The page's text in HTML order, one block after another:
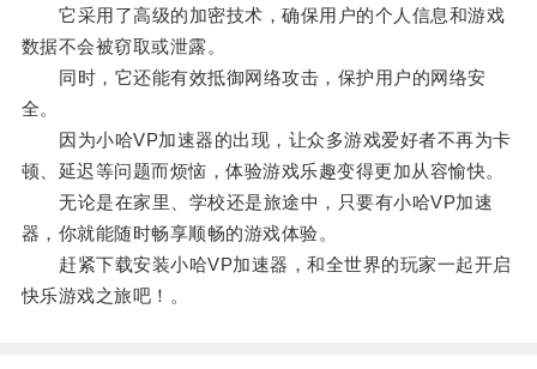
它采用了高级的加密技术，确保用户的个人信息和游戏
数据不会被窃取或泄露。
同时，它还能有效抵御网络攻击，保护用户的网络安
全。
因为小哈VP加速器的出现，让众多游戏爱好者不再为卡
顿、延迟等问题而烦恼，体验游戏乐趣变得更加从容愉快。
无论是在家里、学校还是旅途中，只要有小哈VP加速
器，你就能随时畅享顺畅的游戏体验。
赶紧下载安装小哈VP加速器，和全世界的玩家一起开启
快乐游戏之旅吧！。